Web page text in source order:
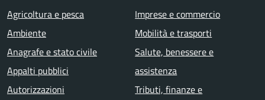
Agricoltura e pesca
Ambiente
Anagrafe e stato civile
Appalti pubblici
Autorizzazioni
Imprese e commercio
Mobilità e trasporti
Salute, benessere e
assistenza
Tributi, finanze e